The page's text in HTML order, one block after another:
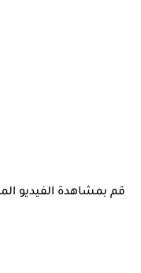
قم بمشاهدة الفيديو